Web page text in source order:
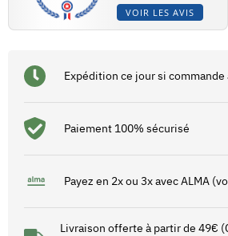
VOIR LES AVIS
Expédition ce jour si commande
Paiement 100% sécurisé
Payez en 2x ou 3x avec ALMA
Livraison offerte à partir de 49€